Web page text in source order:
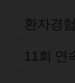
환자경
11회 연